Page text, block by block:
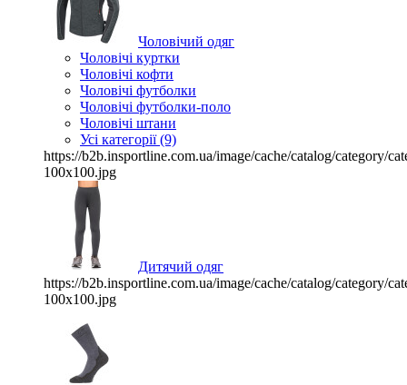
Чоловічий одяг
Чоловічі куртки
Чоловічі кофти
Чоловічі футболки
Чоловічі футболки-поло
Чоловічі штани
Усі категорії (9)
https://b2b.insportline.com.ua/image/cache/catalog/category/
100x100.jpg
Дитячий одяг
https://b2b.insportline.com.ua/image/cache/catalog/category/
100x100.jpg